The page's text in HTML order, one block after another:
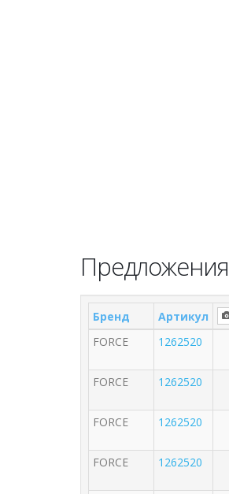
Бренд Артикул
FORCE
1262520
FORCE 1262520
FORCE 1262520
FORCE 1262520